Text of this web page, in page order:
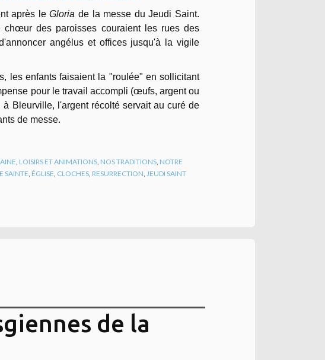
après leGloria de la messe du Jeudi Saint.
des paroisses couraient les rues des
angélus et offices jusqu'à la vigile
les enfants faisaient la "roulée" en sollicitant
pour le travail accompli (œufs, argent ou
Bleurville, l'argent récolté servait au curé de
de messe.
, LOISIRS ET ANIMATIONS, NOS TRADITIONS, NOTRE
SAINTE, ÉGLISE, CLOCHES, RESURRECTION, JEUDI SAINT
de la